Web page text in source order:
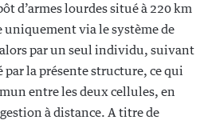
d’armes lourdes situé à 220 km
uniquement via le système de
par un seul individu, suivant
par la présente structure, ce qui
entre les deux cellules, en
à distance. A titre de